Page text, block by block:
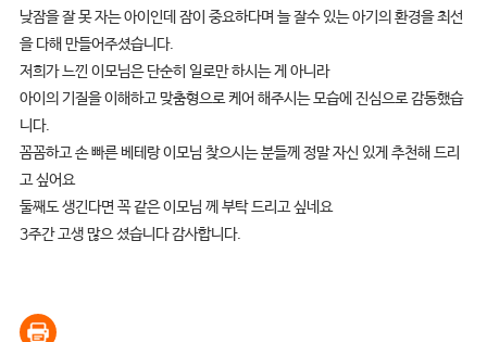
낮잠을 잘 못 자는 아이인데 잠이 중요하다며 늘 잘수 있는 아기의 환경을 최선
을 다해 만들어주셨습니다.
저희가 느낀 이모님은 단순히 일로만 하시는 게 아니라
아이의 기질을 이해하고 맞춤형으로 케어 해주시는 모습에 진심으로 감동했습
니다.
꼼꼼하고 손 빠른 베테랑 이모님 찾으시는 분들께 정말 자신 있게 추천해 드리
고 싶어요
둘째도 생긴다면 꼭 같은 이모님 께 부탁 드리고 싶네요
3주간 고생 많으 셨습니다 감사합니다.